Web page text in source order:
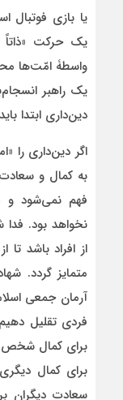
یا بازی فوتبال
یک حرکت «ذاتاً
واسطۀ امّت‌ها
یک راهبر
دین‌داری ابتدا
اگر دین‌داری را
به کمال و سعادت
فهم نمی‌شود و
نخواهد بود. فدا
از افراد باشد
متمایز گردد.
آرمان جمعی
فردی تقلیل
برای کمال شخص
برای کمال
سعادت دیگران